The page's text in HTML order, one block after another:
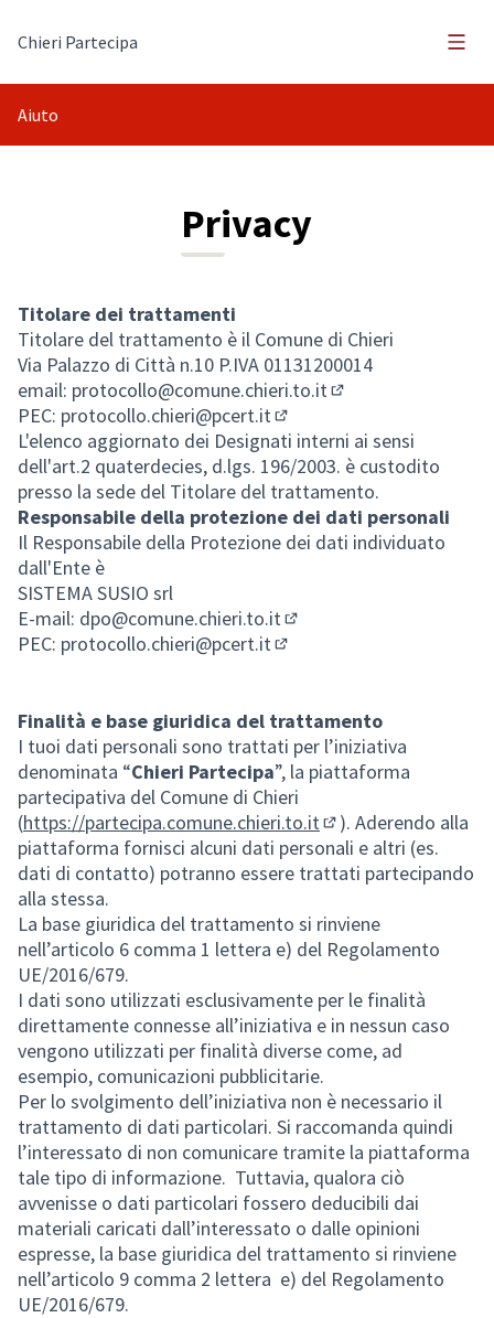
Chieri Partecipa
Aiuto
Privacy
Titolare dei trattamenti
Titolare del trattamento è il Comune di Chieri
Via Palazzo di Città n.10 P.IVA 01131200014
email: protocollo@comune.chieri.to.it
PEC: protocollo.chieri@pcert.it
(Si apre in una nuova
L'elenco aggiornato dei Designati interni ai sensi
dell'art.2 quaterdecies, d.lgs. 196/2003. è custodito
presso la sede del Titolare del trattamento.
Responsabile della protezione dei dati personali
Il Responsabile della Protezione dei dati individuato
dall'Ente è
SISTEMA SUSIO srl
E-mail: dpo@comune.chieri.to.it
(Si apre in una nuova
PEC: protocollo.chieri@pcert.it
Finalità e base giuridica del trattamento
I tuoi dati personali sono trattati per l’iniziativa
denominata “Chieri Partecipa”, la piattaforma
partecipativa del Comune di Chieri
(https://partecipa.comune.chieri.to.it
(Si apre in una
). Aderendo alla
piattaforma fornisci alcuni dati personali e altri (es.
dati di contatto) potranno essere trattati partecipando
alla stessa.
La base giuridica del trattamento si rinviene
nell’articolo 6 comma 1 lettera e) del Regolamento
UE/2016/679.
I dati sono utilizzati esclusivamente per le finalità
direttamente connesse all’iniziativa e in nessun caso
vengono utilizzati per finalità diverse come, ad
esempio, comunicazioni pubblicitarie.
Per lo svolgimento dell’iniziativa non è necessario il
trattamento di dati particolari. Si raccomanda quindi
l’interessato di non comunicare tramite la piattaforma
tale tipo di informazione. Tuttavia, qualora ciò
avvenisse o dati particolari fossero deducibili dai
materiali caricati dall’interessato o dalle opinioni
espresse, la base giuridica del trattamento si rinviene
nell’articolo 9 comma 2 lettera e) del Regolamento
UE/2016/679.